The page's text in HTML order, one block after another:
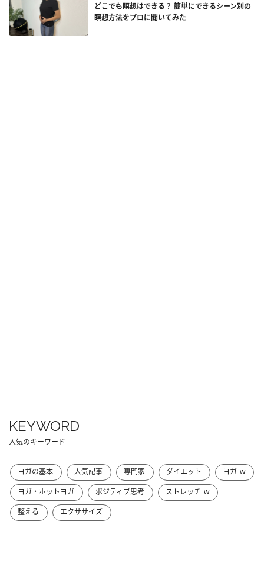
どこでも瞑想はできる？ 簡単にできるシーン別の
瞑想方法をプロに聞いてみた
KEYWORD
人気のキーワード
ヨガの基本 人気記事 専門家 ダイエット
ヨガ_w
ヨガ・ホットヨガ
ポジティブ思考
ストレッチ_w
整える
エクササイズ